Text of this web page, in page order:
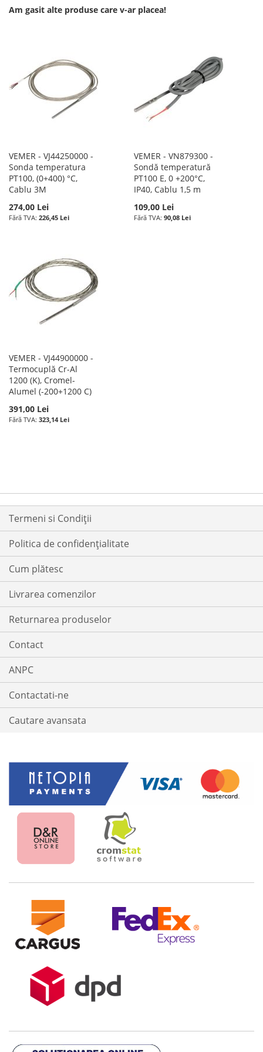
Am gasit alte produse care v-ar placea!
VEMER - VJ44250000 -
Sonda temperatura
PT100, (0+400) °C,
Cablu 3M
274,00 Lei
226,45 Lei
VEMER - VN879300 -
Sondă temperatură
PT100 E, 0 +200°C,
IP40, Cablu 1,5 m
109,00 Lei
90,08 Lei
VEMER - VJ44900000 -
Termocuplă Cr-Al
1200 (K), Cromel-
Alumel (-200+1200 C)
391,00 Lei
323,14 Lei
Termeni si Condiții
Politica de confidențialitate
Cum plătesc
Livrarea comenzilor
Returnarea produselor
Contact
ANPC
Contactati-ne
Cautare avansata